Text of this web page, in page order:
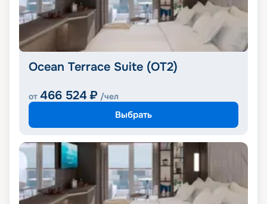
Ocean Terrace Suite (OT2)
от 466 524 ₽ /чел
Выбрать